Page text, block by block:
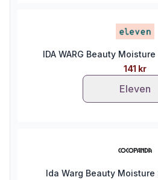
IDA WARG Beauty
141 kr
Eleven
Ida Warg Beauty Moisture